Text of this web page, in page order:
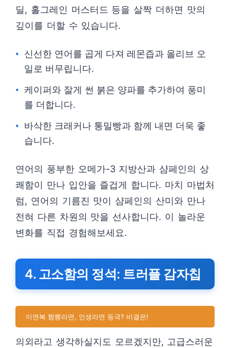
딜, 홀그레인 머스터드 등을 살짝 더하면 맛의
깊이를 더할 수 있습니다.
신선한 연어를 곱게 다져 레몬즙과 올리브 오
일로 버무립니다.
케이퍼와 잘게 썬 붉은 양파를 추가하여 풍미
를 더합니다.
바삭한 크래커나 통밀빵과 함께 내면 더욱 좋
습니다.
연어의 풍부한 오메가-3 지방산과 샴페인의 상
쾌함이 만나 입안을 즐겁게 합니다. 마치 마법처
럼, 연어의 기름진 맛이 샴페인의 산미와 만나
전혀 다른 차원의 맛을 선사합니다. 이 놀라운
변화를 직접 경험해보세요.
4. 고소함의 정석: 트러플 감자칩
이연복 짬뽕라면, 인생라면 등극? 비결은!
의외라고 생각하실지도 모르겠지만, 고급스러운